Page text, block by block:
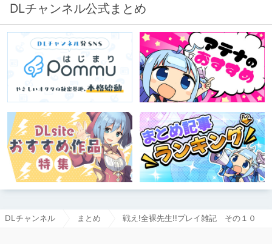
DLチャンネル公式まとめ
DLチャンネル まとめ 戦え!全裸先生!!プレイ雑記 その１０